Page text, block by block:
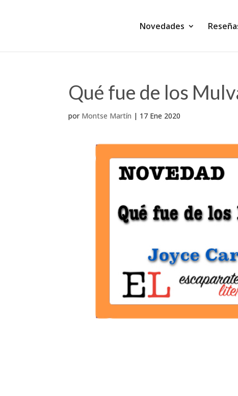
Novedades
Qué fue de los
por Montse Martín | 17 Ene 2020